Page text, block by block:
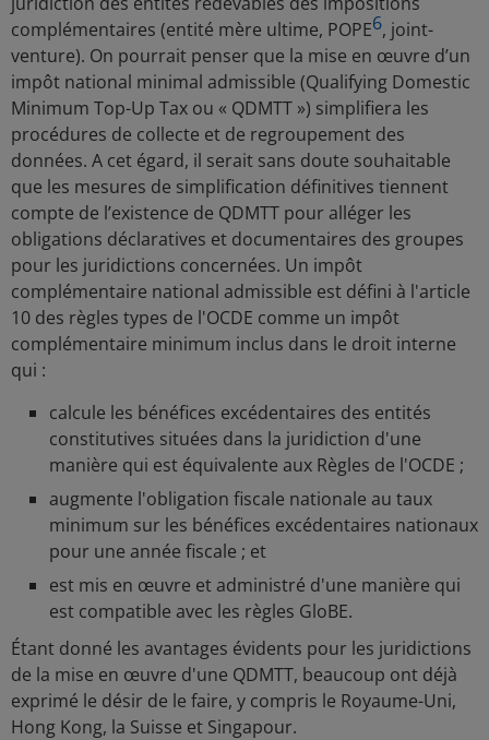
complémentaires (entité mère ultime, POPE6, joint-
venture). On pourrait penser que la mise en œuvre d’un
impôt national minimal admissible (Qualifying Domestic
Minimum Top-Up Tax ou « QDMTT ») simplifiera les
procédures de collecte et de regroupement des
données. A cet égard, il serait sans doute souhaitable
que les mesures de simplification définitives tiennent
compte de l’existence de QDMTT pour alléger les
obligations déclaratives et documentaires des groupes
pour les juridictions concernées. Un impôt
complémentaire national admissible est défini à l'article
10 des règles types de l'OCDE comme un impôt
complémentaire minimum inclus dans le droit interne
qui :
calcule les bénéfices excédentaires des entités
constitutives situées dans la juridiction d'une
manière qui est équivalente aux Règles de l'OCDE ;
augmente l'obligation fiscale nationale au taux
minimum sur les bénéfices excédentaires nationaux
pour une année fiscale ; et
est mis en œuvre et administré d'une manière qui
est compatible avec les règles GloBE.
Étant donné les avantages évidents pour les juridictions
de la mise en œuvre d'une QDMTT, beaucoup ont déjà
exprimé le désir de le faire, y compris le Royaume-Uni,
Hong Kong, la Suisse et Singapour.